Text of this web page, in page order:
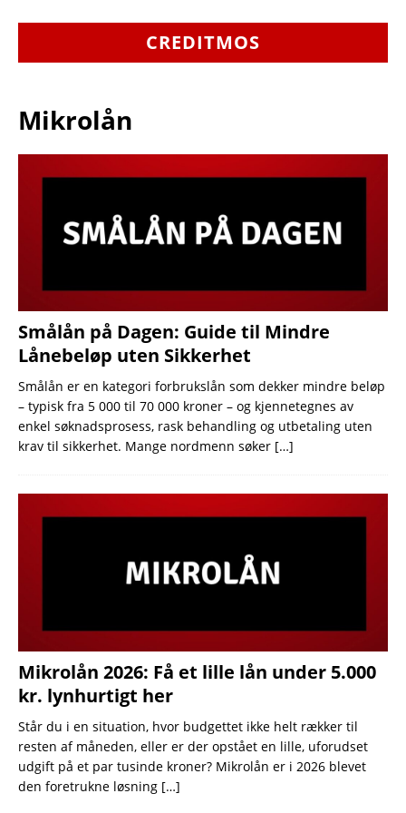
CREDITMOS
Mikrolån
Smålån på Dagen: Guide til Mindre
Lånebeløp uten Sikkerhet
Smålån er en kategori forbrukslån som dekker mindre beløp
– typisk fra 5 000 til 70 000 kroner – og kjennetegnes av
enkel søknadsprosess, rask behandling og utbetaling uten
krav til sikkerhet. Mange nordmenn søker […]
Mikrolån 2026: Få et lille lån under 5.000
kr. lynhurtigt her
Står du i en situation, hvor budgettet ikke helt rækker til
resten af måneden, eller er der opstået en lille, uforudset
udgift på et par tusinde kroner? Mikrolån er i 2026 blevet
den foretrukne løsning […]